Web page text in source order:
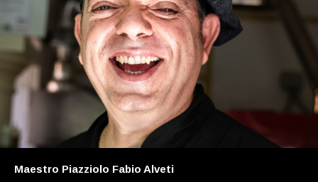
Maestro Piazziolo Fabio Alveti